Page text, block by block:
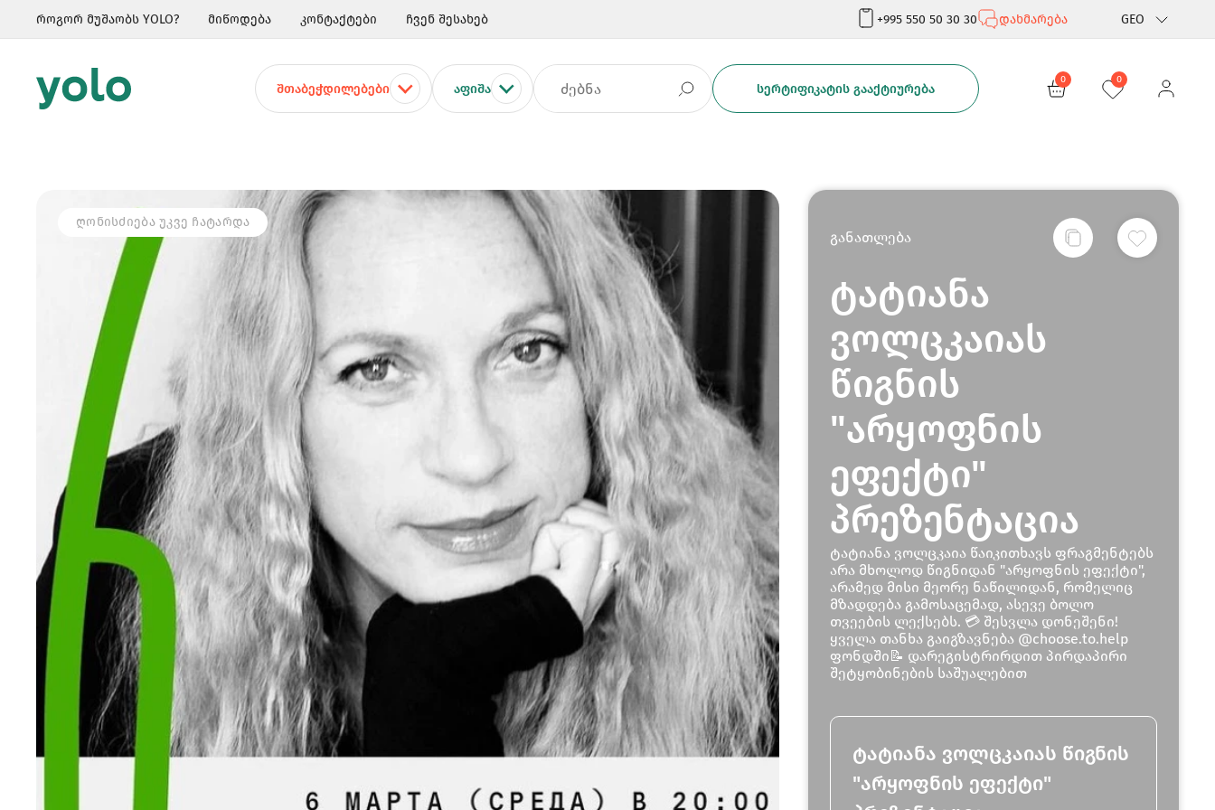
როგორ მუშაობს YOLO? მიწოდება კონტაქტები ჩვენ შესახებ +995 550 50 30 30 დახმარება GEO
Rus
ᲨᲗᲐᲑᲔᲭᲓᲘᲚᲔᲑᲔᲑᲘ ᲐᲤᲘᲨᲐ ᲡᲔᲠᲢᲘᲤᲘᲙᲐᲢᲘᲡ ᲒᲐᲐᲥᲢᲘᲣᲠᲔᲑᲐ
0 0
ᲦᲝᲜᲘᲡᲫᲘᲔᲑᲐ ᲣᲙᲕᲔ ᲩᲐᲢᲐᲠᲓᲐ
განათლება
ტატიანა
ვოლცკაიას
წიგნის
"არყოფნის
ეფექტი"
პრეზენტაცია
ტატიანა ვოლცკაია წაიკითხავს ფრაგმენტებს
არა მხოლოდ წიგნიდან "არყოფნის ეფექტი",
არამედ მისი მეორე ნაწილიდან, რომელიც
მზადდება გამოსაცემად, ასევე ბოლო
თვეების ლექსებს. 💳 შესვლა დონეშენი!
ყველა თანხა გაიგზავნება @choose.to.help
ფონდში📝 დარეგისტრირდით პირდაპირი
შეტყობინების საშუალებით
ტატიანა ვოლცკაიას წიგნის
"არყოფნის ეფექტი"